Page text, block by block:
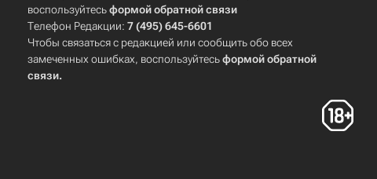
воспользуйтесьформой обратной связи
Телефон Редакции:7 (495) 645-6601
Чтобы связаться с редакцией или сообщить обо всех
замеченных ошибках, воспользуйтесьформой обратной
связи.